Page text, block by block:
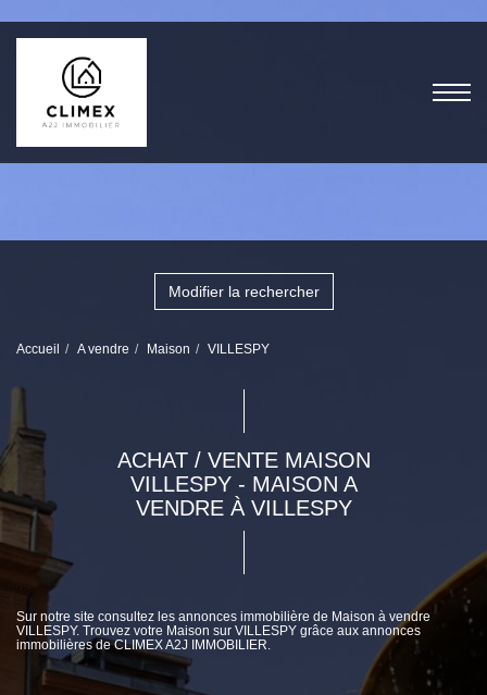
Modifier la rechercher
Accueil A vendre Maison VILLESPY
ACHAT / VENTE MAISON
VILLESPY - MAISON A
VENDRE À VILLESPY
Sur notre site consultez les annonces immobilière de Maison à vendre
VILLESPY. Trouvez votre Maison sur VILLESPY grâce aux annonces
immobilières de CLIMEX A2J IMMOBILIER.